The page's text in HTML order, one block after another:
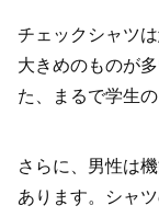
チェックシャツ
大きめのものが
た、まるで学生
さらに、男性は
あります。シャ